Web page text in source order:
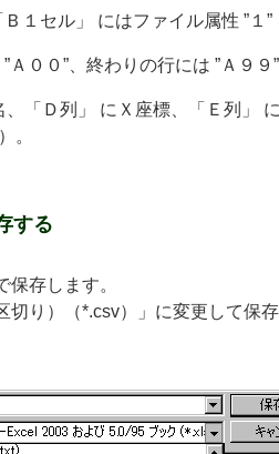
１セル」 にはファイル属性 ”１”
００”、終わりの行には ”Ａ９９
「Ｄ列」 にＸ座標、「Ｅ列」
。
する
存します。
り）（*.csv）」に変更して保存